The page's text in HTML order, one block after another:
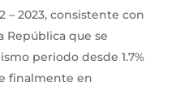
– 2023, consistente con
República que se
periodo desde 1.7%
finalmente en